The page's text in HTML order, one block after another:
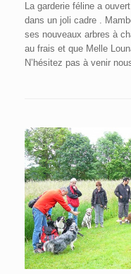
La garderie féline a
dans un joli cadre .
ses nouveaux arbres à
au frais et que Melle
N’hésitez pas à venir